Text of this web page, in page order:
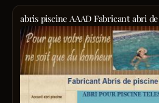
abris piscine AAAD Fabricant abri